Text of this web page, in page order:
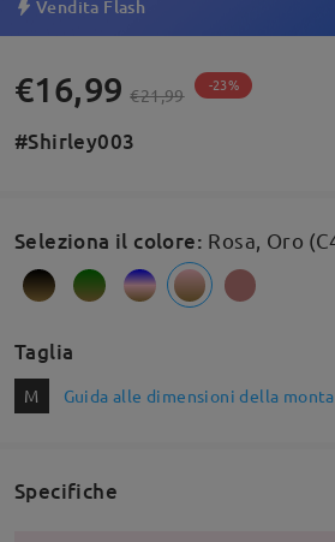
Vendita Flash
€16,99 €21,99 -23%
#Shirley003
Seleziona il colore: Rosa, Oro
Taglia
M Guida alle dimensioni della
Specifiche